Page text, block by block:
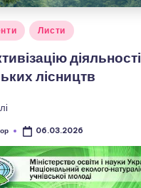
Листи
діяльності
лісництв
06.03.2026